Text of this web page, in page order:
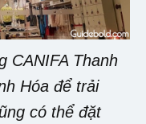
CANIFA Thanh
Hóa để trải
có thể đặt